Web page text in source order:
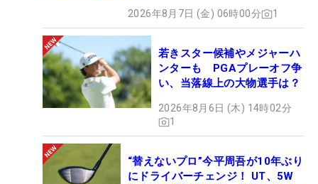
2026年8月7日 (金) 06時00分 1
若きスター候補やメジャーハ
ンターも PGAプレーオフ争
い、当落線上の大物選手は？
2026年8月6日 (木) 14時02分
1
“替えないプロ”今平周吾が10年ぶり
にドライバーチェンジ！ UT、5W